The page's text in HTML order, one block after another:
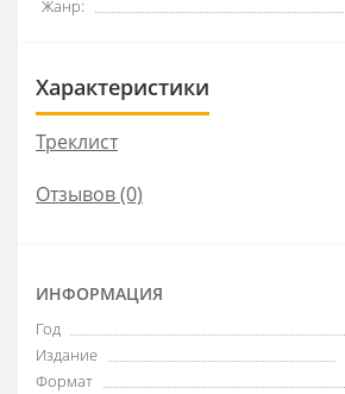
Жанр:
Характеристики
Треклист
Отзывов (0)
ИНФОРМАЦИЯ
Год
Издание
Формат